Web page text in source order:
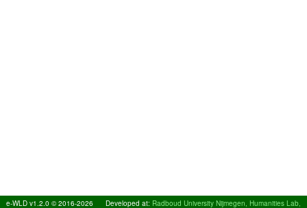
e-WLD v1.2.0 © 2016-2026 Developed at: Radboud University Nijmegen, Humanities Lab,